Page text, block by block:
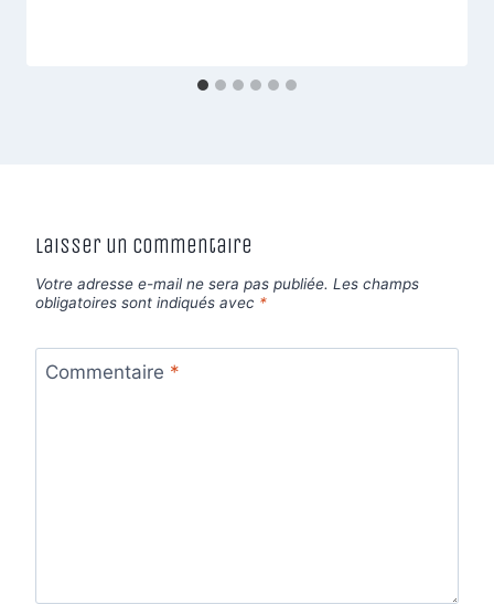
Laisser un commentaire
Votre adresse e-mail ne sera pas publiée. Les champs
obligatoires sont indiqués avec *
Commentaire *